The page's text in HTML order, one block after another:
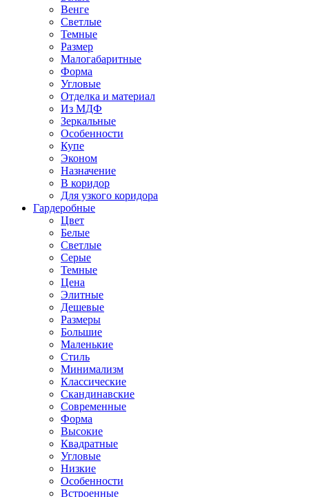
Венге
Светлые
Темные
Размер
Малогабаритные
Форма
Угловые
Отделка и материал
Из МДФ
Зеркальные
Особенности
Купе
Эконом
Назначение
В коридор
Для узкого коридора
Гардеробные
Цвет
Белые
Светлые
Серые
Темные
Цена
Элитные
Дешевые
Размеры
Большие
Маленькие
Стиль
Минимализм
Классические
Скандинавские
Современные
Форма
Высокие
Квадратные
Угловые
Низкие
Особенности
Встроенные